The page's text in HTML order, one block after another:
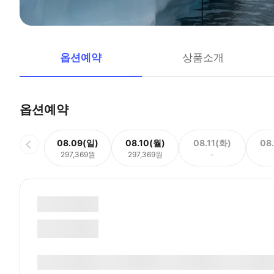
옵션예약 상품소개
옵션예약
08.09(일)
297,369원
08.10(월)
297,369원
08.11(화)
-